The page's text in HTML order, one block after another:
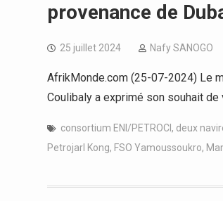
provenance de
25 juillet 2024 Nafy SANOGO
AfrikMonde.com (25-07-2024) Le
Coulibaly a exprimé son souhait de
consortium ENI/PETROCI , deux
Petrojarl Kong, FSO Yamoussoukro,